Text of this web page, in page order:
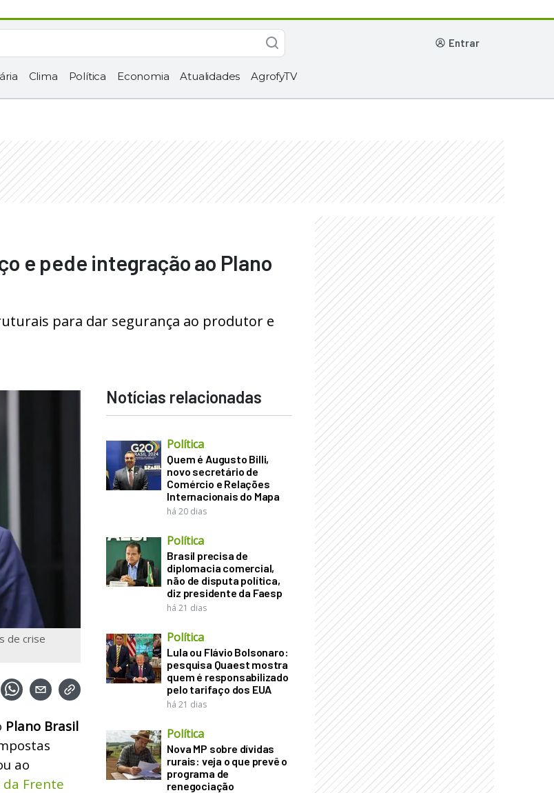
entrar
Clima Política Economia Atualidades AgrofyTV
e pede integração ao Plano
para dar segurança ao produtor e
de crise
Plano Brasil
ao
da Frente
Notícias relacionadas
Política
Quem é Augusto Billi,
novo secretário de
Comércio e Relações
Internacionais do Mapa
há 20 dias
Política
Brasil precisa de
diplomacia comercial,
não de disputa política,
diz presidente da Faesp
há 21 dias
Política
Lula ou Flávio Bolsonaro:
pesquisa Quaest mostra
quem é responsabilizado
pelo tarifaço dos EUA
há 21 dias
Política
Nova MP sobre dívidas
rurais: veja o que prevê o
programa de
renegociação